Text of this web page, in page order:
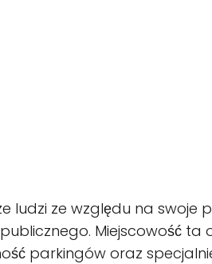
ludzi ze względu na swoje
Miejscowość ta
parkingów oraz